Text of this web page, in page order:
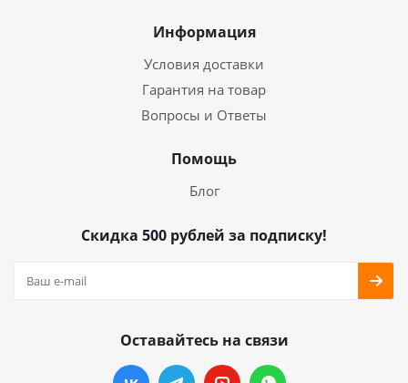
Информация
Условия доставки
Гарантия на товар
Вопросы и Ответы
Помощь
Блог
Скидка 500 рублей за подписку!
Оставайтесь на связи